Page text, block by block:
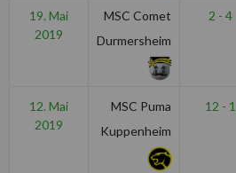
19. Mai
2019
MSC Comet
Durmersheim
2 - 4
12. Mai
2019
MSC Puma
Kuppenheim
12 - 1